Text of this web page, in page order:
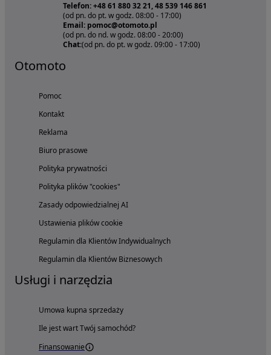
Telefon: +48 61 880 32 21, 48 539 146 861
(od pn. do pt. w godz. 08:00 - 17:00)
Email: pomoc@otomoto.pl
(od pn. do nd. w godz. 08:00 - 20:00)
Chat:(od pn. do pt. w godz. 09:00 - 17:00)
Otomoto
Pomoc
Kontakt
Reklama
Biuro prasowe
Polityka prywatności
Polityka plików "cookies"
Zasady odpowiedzialnej AI
Ustawienia plików cookie
Regulamin dla Klientów Indywidualnych
Regulamin dla Klientów Biznesowych
Usługi i narzędzia
Umowa kupna sprzedaży
Ile jest wart Twój samochód?
Finansowanie